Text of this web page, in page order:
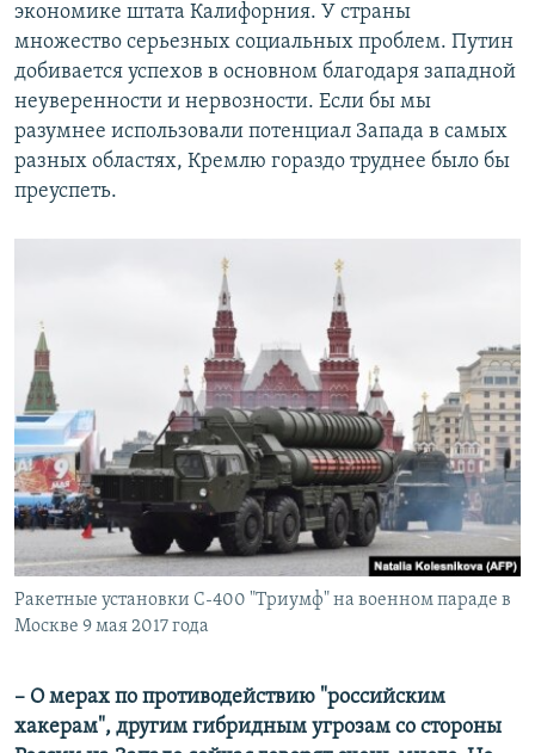
экономике штата Калифорния. У страны
множество серьезных социальных проблем. Путин
добивается успехов в основном благодаря западной
неуверенности и нервозности. Если бы мы
разумнее использовали потенциал Запада в самых
разных областях, Кремлю гораздо труднее было бы
преуспеть.
Ракетные установки С-400 "Триумф" на военном параде в
Москве 9 мая 2017 года
– О мерах по противодействию "российским
хакерам", другим гибридным угрозам со стороны